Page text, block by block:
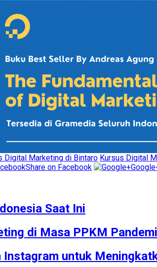
Digital Marketing di Bintaro Kursus Digital
Share on Facebook
Saat Ini
di Masa PPKM
untuk